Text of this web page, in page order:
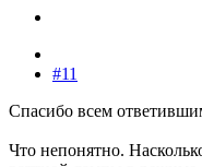
#11
Спасибо всем
Что непонятно.